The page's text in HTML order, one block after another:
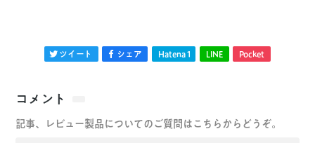
ツイート シェア Hatena1 LINE Pocket
コメント
記事、レビュー製品についてのご質問はこちらからどうぞ。